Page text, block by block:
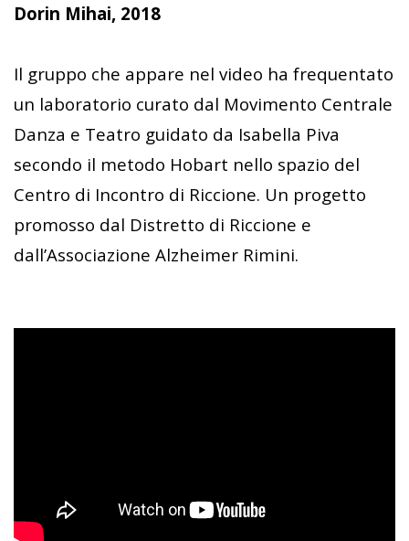
Dorin Mihai, 2018
Il gruppo che appare nel video ha frequentato
un laboratorio curato dal Movimento Centrale
Danza e Teatro guidato da Isabella Piva
secondo il metodo Hobart nello spazio del
Centro di Incontro di Riccione. Un progetto
promosso dal Distretto di Riccione e
dall’Associazione Alzheimer Rimini.